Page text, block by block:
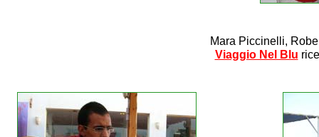
Mara Piccinelli,
Viaggio Nel Blu